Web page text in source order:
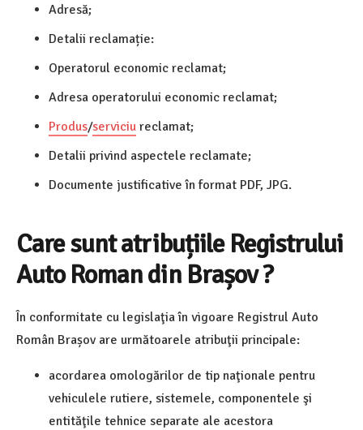
Adresă;
Detalii reclamație:
Operatorul economic reclamat;
Adresa operatorului economic reclamat;
Produs/serviciu reclamat;
Detalii privind aspectele reclamate;
Documente justificative în format PDF, JPG.
Care sunt atribuțiile Registrului
Auto Roman din Brașov ?
În conformitate cu legislaţia în vigoare Registrul Auto
Român Brașov are următoarele atribuţii principale:
acordarea omologărilor de tip naţionale pentru
vehiculele rutiere, sistemele, componentele şi
entităţile tehnice separate ale acestora